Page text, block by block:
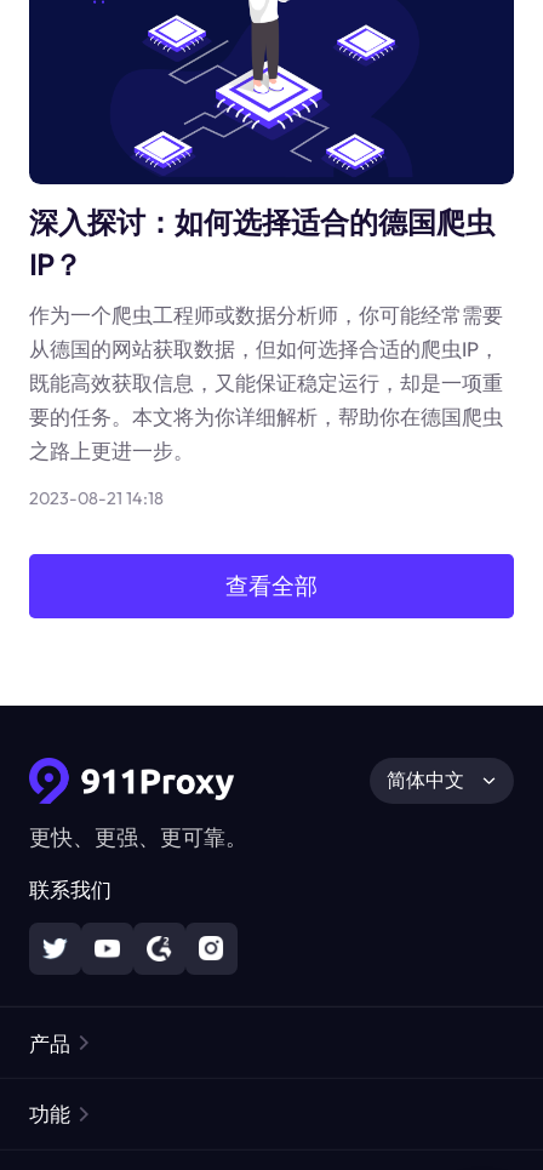
深入探讨：如何选择适合的德国爬虫
IP？
作为一个爬虫工程师或数据分析师，你可能经常需要
从德国的网站获取数据，但如何选择合适的爬虫IP，
既能高效获取信息，又能保证稳定运行，却是一项重
要的任务。本文将为你详细解析，帮助你在德国爬虫
之路上更进一步。
2023-08-21 14:18
查看全部
更快、更强、更可靠。
联系我们
简体中文
产品
功能